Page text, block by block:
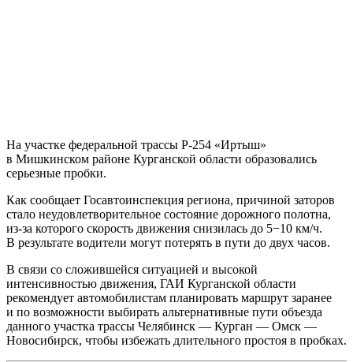
На участке федеральной трассы Р-254 «Иртыш»
в Мишкинском районе Курганской области образовались
серьезные пробки.
Как сообщает Госавтоинспекция региона, причиной заторов
стало неудовлетворительное состояние дорожного полотна,
из-за которого скорость движения снизилась до 5−10 км/ч.
В результате водители могут потерять в пути до двух часов.
В связи со сложившейся ситуацией и высокой
интенсивностью движения, ГАИ Курганской области
рекомендует автомобилистам планировать маршрут заранее
и по возможности выбирать альтернативные пути объезда
данного участка трассы Челябинск — Курган — Омск —
Новосибирск, чтобы избежать длительного простоя в пробках.